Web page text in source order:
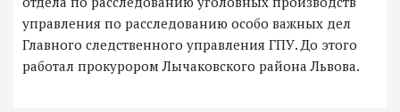
управления по расследованию особо важных дел
Главного следственного управления ГПУ. До этого
работал прокурором Лычаковского района Львова.